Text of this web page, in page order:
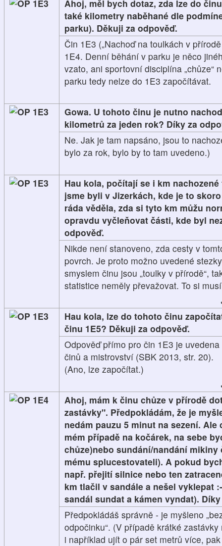
1E3
Ahoj, měl bych dotaz, zda lze do
také kilometry naběhané dle
parku). Děkuji za odpověď.
Čin 1E3 („Nachoď na toulkách v
1E4. Denní běhání v parku je něco
vzato, ani sportovní disciplína „chůze“
parku tedy nelze do 1E3 započítávat.
1E3
Gowa. U tohoto činu je nutno
kilometrů za jeden rok? Díky za
Ne. Jak je tam napsáno, jsou to
bylo za rok, bylo by to tam uvedeno.)
1E3
Hau kola, počítají se i km
jsme byli v Jizerkách, kde je to
ráda věděla, zda si tyto km můžu
opravdu vyčleňovat části, kde byl
odpověď.
Nikde není stanoveno, zda cesty v
povrch. Je proto možno uvedené
smyslem činu jsou „toulky v přírodě“,
statistice neměly převažovat. To si
1E3
Hau kola, lze do tohoto činu
činu 1E5? Děkuji za odpověď.
Odpověď přímo pro čin 1E3 je
činů a mistrovství (SBK 2013, str. 20).
(Ano, lze započítat.)
1E4
Ahoj, mám k činu chůze v přírodě
zastávky". Předpokládám, že je
nedám pauzu 5 minut na sezení.
mém případě na kočárek, na sebe
chůze)nebo sundání/nandání
mému splucestovateli). A pokud
např. přejití silnice nebo ten
km tlačil v sandále a nešel vyklepat
sandál sundat a kámen vyndat).
Předpokládáš správně - je myšleno
odpočinku“. (V případě krátké
i například ujít o pár set metrů více,